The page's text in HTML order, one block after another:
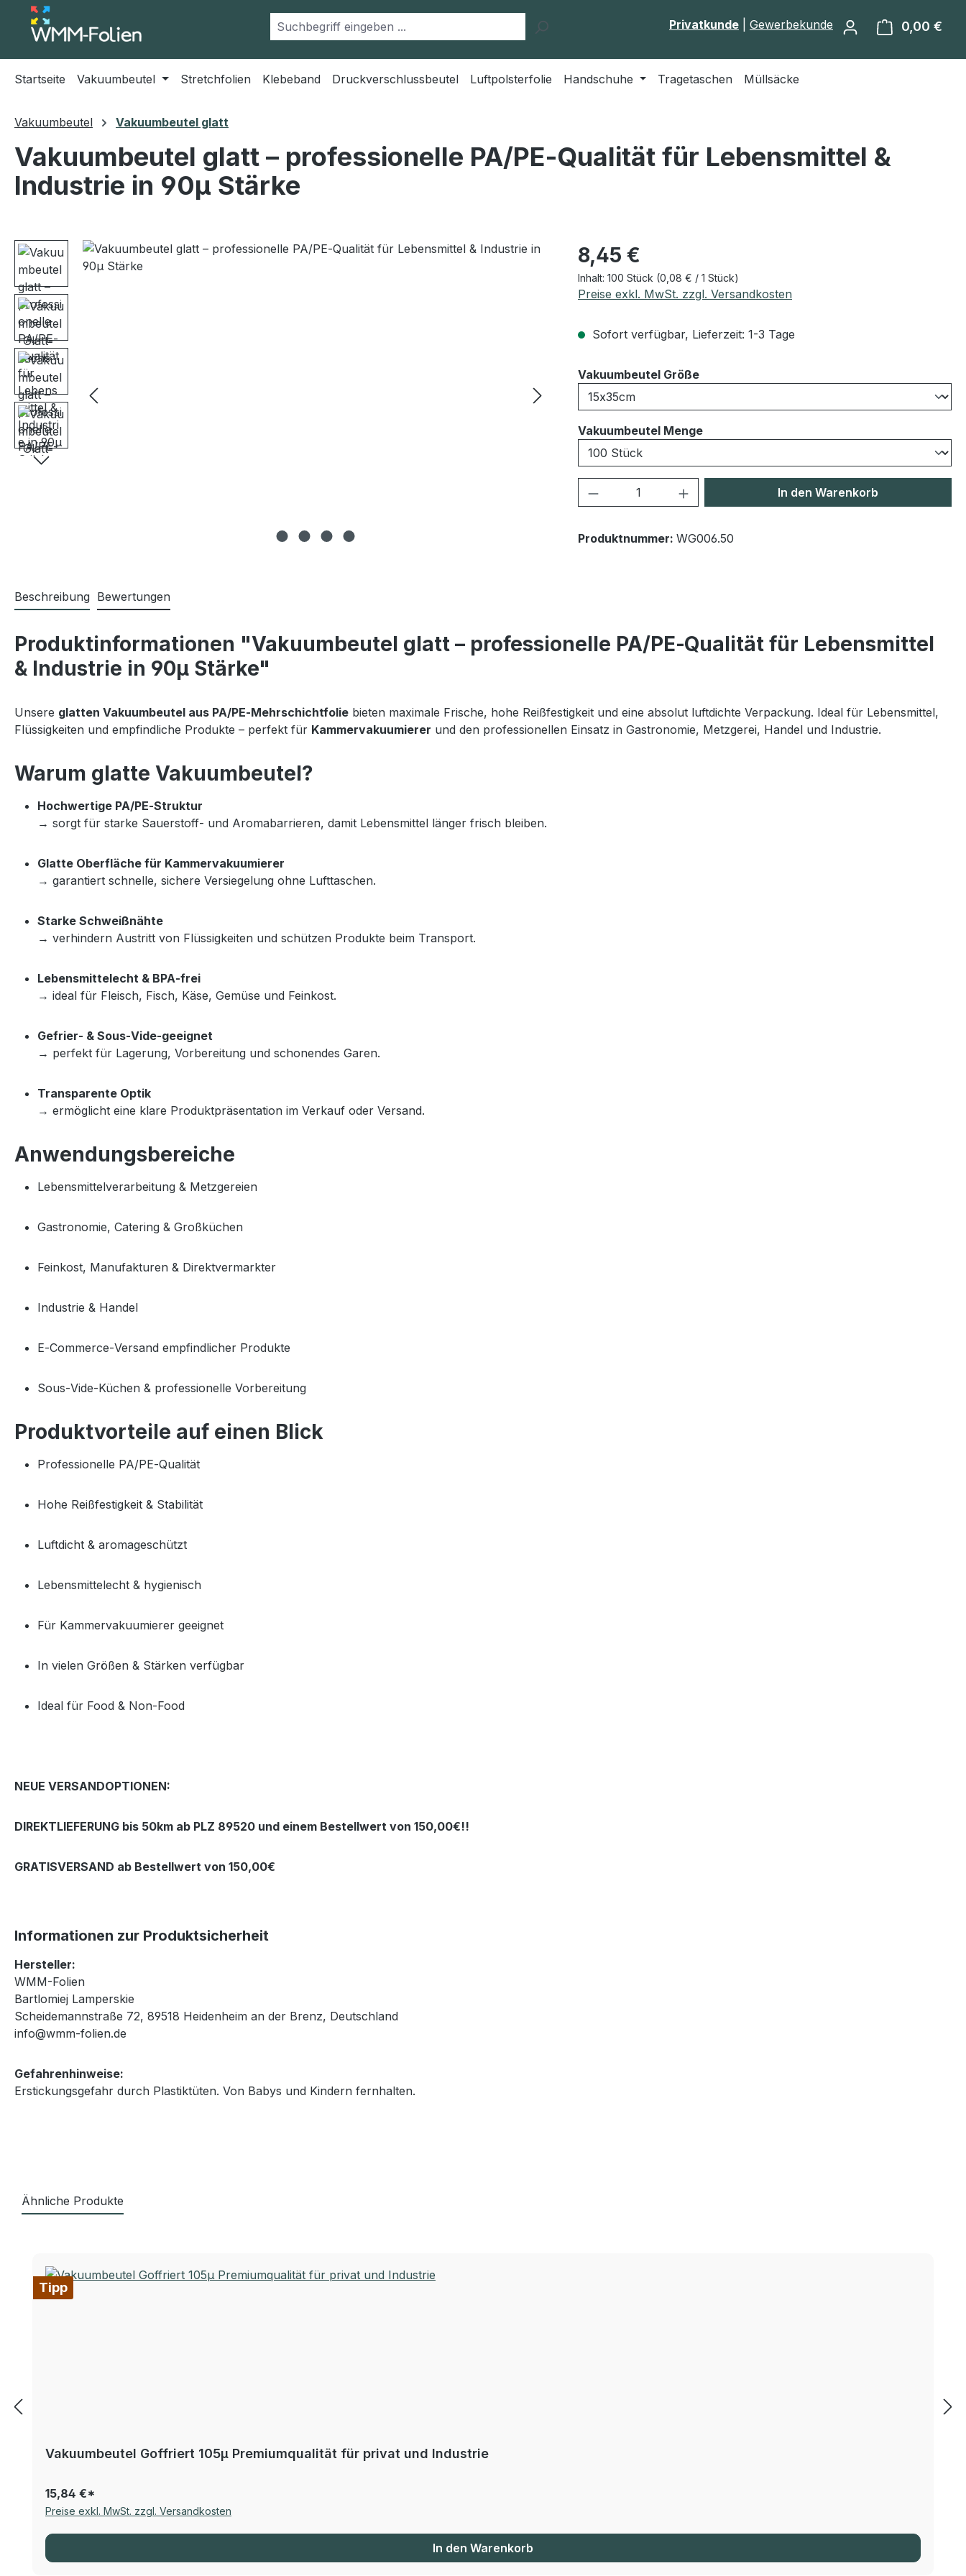
Hauptinhalt springen
Zur Suche springen
Zur Hauptnavigation springen
Privatkunde Gewerbekunde 0,00 €
Startseite Vakuumbeutel Stretchfolien Klebeband Druckverschlussbeutel Luftpolsterfolie Handschuhe Tragetaschen Müllsäcke
Vakuumbeutel Vakuumbeutel glatt
Vakuumbeutel glatt – professionelle PA/PE‑Qualität für Lebensmittel &
Industrie in 90µ Stärke
Bildergalerie überspringen Regulärer Preis:
8,45 €
Inhalt: 100 Stück (0,08 € / 1 Stück)
Preise exkl. MwSt. zzgl. Versandkosten
Sofort verfügbar, Lieferzeit: 1-3 Tage
Vakuumbeutel Größeauswählen
Vakuumbeutel Mengeauswählen
Produkt Anzahl: Gib den gewünschten Wert
In den Warenkorb
Produktnummer: WG006.50
Beschreibung Bewertungen
Produktinformationen "Vakuumbeutel glatt – professionelle PA/PE‑Qualität für Lebensmittel
& Industrie in 90µ Stärke"
Unsere glatten Vakuumbeutel aus PA/PE‑Mehrschichtfolie bieten maximale Frische, hohe Reißfestigkeit und eine absolut luftdichte Verpackung. Ideal für Lebensmittel,
Flüssigkeiten und empfindliche Produkte – perfekt für Kammervakuumierer und den professionellen Einsatz in Gastronomie, Metzgerei, Handel und Industrie.
Warum glatte Vakuumbeutel?
Hochwertige PA/PE‑Struktur
→ sorgt für starke Sauerstoff‑ und Aromabarrieren, damit Lebensmittel länger frisch bleiben.
Glatte Oberfläche für Kammervakuumierer
→ garantiert schnelle, sichere Versiegelung ohne Lufttaschen.
Starke Schweißnähte
→ verhindern Austritt von Flüssigkeiten und schützen Produkte beim Transport.
Lebensmittelecht & BPA‑frei
→ ideal für Fleisch, Fisch, Käse, Gemüse und Feinkost.
Gefrier‑ & Sous‑Vide‑geeignet
→ perfekt für Lagerung, Vorbereitung und schonendes Garen.
Transparente Optik
→ ermöglicht eine klare Produktpräsentation im Verkauf oder Versand.
Anwendungsbereiche
Lebensmittelverarbeitung & Metzgereien
Gastronomie, Catering & Großküchen
Feinkost, Manufakturen & Direktvermarkter
Industrie & Handel
E‑Commerce‑Versand empfindlicher Produkte
Sous‑Vide‑Küchen & professionelle Vorbereitung
Produktvorteile auf einen Blick
Professionelle PA/PE‑Qualität
Hohe Reißfestigkeit & Stabilität
Luftdicht & aromageschützt
Lebensmittelecht & hygienisch
Für Kammervakuumierer geeignet
In vielen Größen & Stärken verfügbar
Ideal für Food & Non‑Food
NEUE VERSANDOPTIONEN:
DIREKTLIEFERUNG bis 50km ab PLZ 89520 und einem Bestellwert von 150,00€!!
GRATISVERSAND ab Bestellwert von 150,00€
Informationen zur Produktsicherheit
Hersteller:
WMM-Folien
Bartlomiej Lamperskie
Scheidemannstraße 72, 89518 Heidenheim an der Brenz, Deutschland
info@wmm-folien.de
Gefahrenhinweise:
Erstickungsgefahr durch Plastiktüten. Von Babys und Kindern fernhalten.
Ähnliche Produkte
Tipp
Vakuumbeutel Goffriert 105µ Premiumqualität für privat und Industrie
15,84 €*
Preise exkl. MwSt. zzgl. Versandkosten
In den Warenkorb